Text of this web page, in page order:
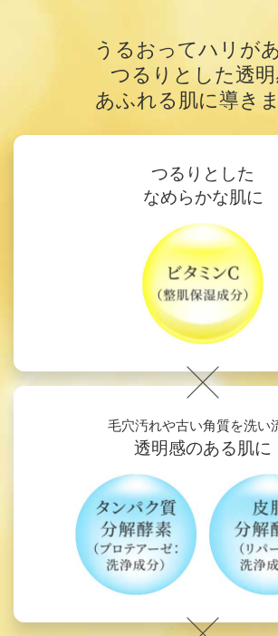
うるおってハリが
つるりとした透
あふれる肌に導き
つるりとした
なめらかな肌に
毛穴汚れや古い角質を洗い
透明感のある肌に